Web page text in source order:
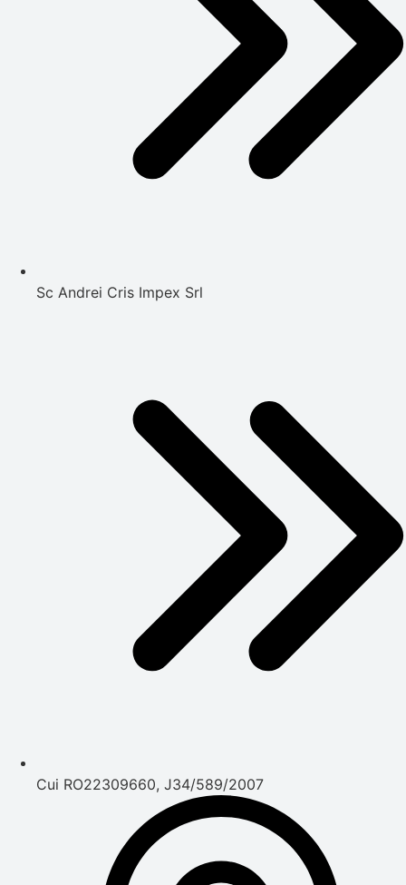
Sc Andrei Cris Impex Srl
Cui RO22309660, J34/589/2007